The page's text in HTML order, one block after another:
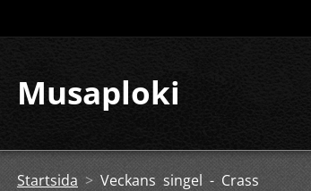
Musaploki
Startsida > Veckans singel - Crass